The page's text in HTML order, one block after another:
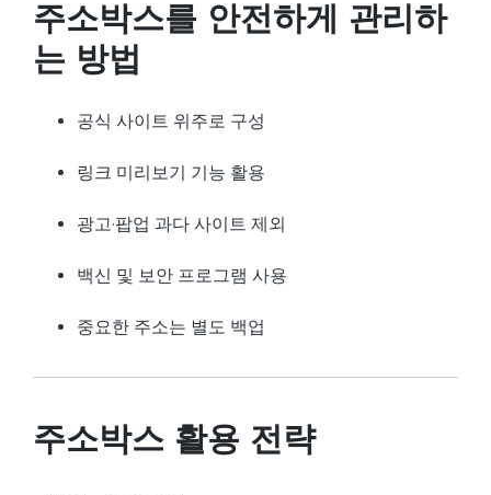
주소박스를 안전하게 관리하
는 방법
공식 사이트 위주로 구성
링크 미리보기 기능 활용
광고·팝업 과다 사이트 제외
백신 및 보안 프로그램 사용
중요한 주소는 별도 백업
주소박스 활용 전략